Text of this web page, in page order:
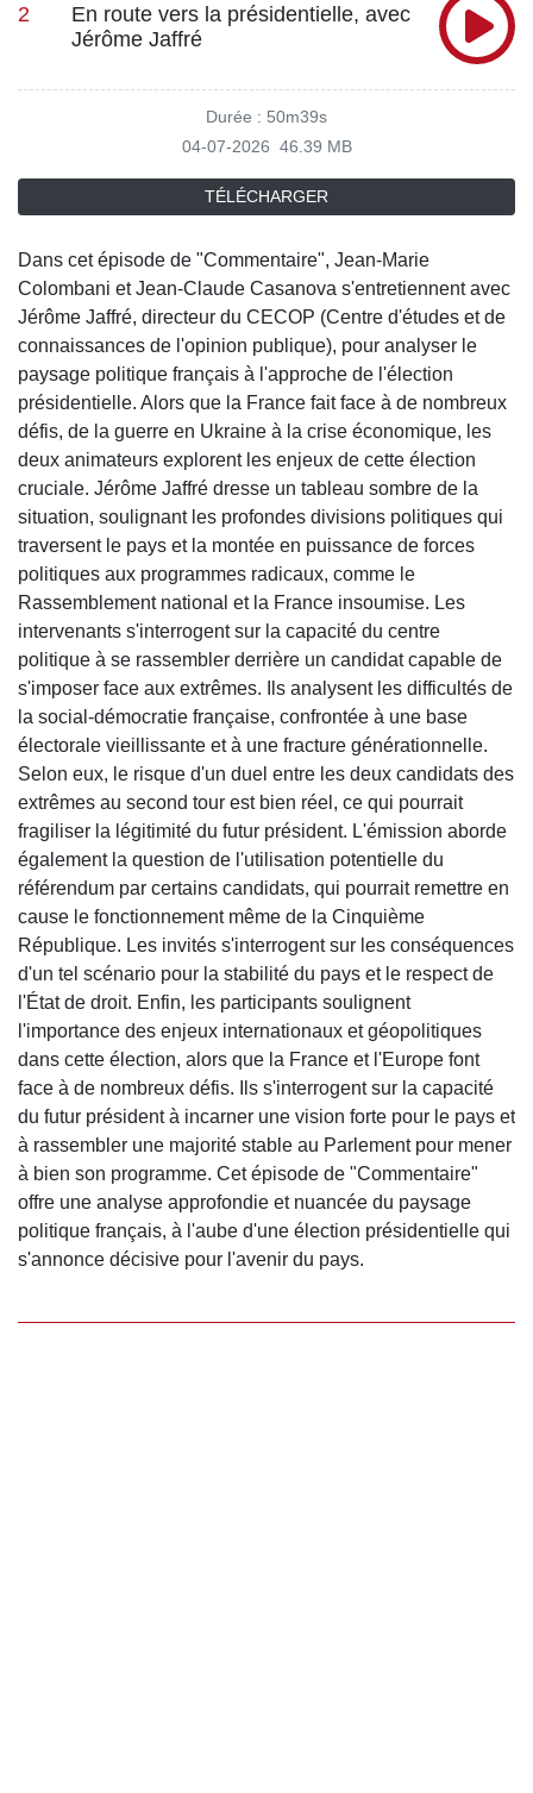
2
En route vers la présidentielle, avec
Jérôme Jaffré
Durée : 50m39s
04-07-2026 46.39 MB
TÉLÉCHARGER
Dans cet épisode de "Commentaire", Jean-Marie
Colombani et Jean-Claude Casanova s'entretiennent avec
Jérôme Jaffré, directeur du CECOP (Centre d'études et de
connaissances de l'opinion publique), pour analyser le
paysage politique français à l'approche de l'élection
présidentielle. Alors que la France fait face à de nombreux
défis, de la guerre en Ukraine à la crise économique, les
deux animateurs explorent les enjeux de cette élection
cruciale. Jérôme Jaffré dresse un tableau sombre de la
situation, soulignant les profondes divisions politiques qui
traversent le pays et la montée en puissance de forces
politiques aux programmes radicaux, comme le
Rassemblement national et la France insoumise. Les
intervenants s'interrogent sur la capacité du centre
politique à se rassembler derrière un candidat capable de
s'imposer face aux extrêmes. Ils analysent les difficultés de
la social-démocratie française, confrontée à une base
électorale vieillissante et à une fracture générationnelle.
Selon eux, le risque d'un duel entre les deux candidats des
extrêmes au second tour est bien réel, ce qui pourrait
fragiliser la légitimité du futur président. L'émission aborde
également la question de l'utilisation potentielle du
référendum par certains candidats, qui pourrait remettre en
cause le fonctionnement même de la Cinquième
République. Les invités s'interrogent sur les conséquences
d'un tel scénario pour la stabilité du pays et le respect de
l'État de droit. Enfin, les participants soulignent
l'importance des enjeux internationaux et géopolitiques
dans cette élection, alors que la France et l'Europe font
face à de nombreux défis. Ils s'interrogent sur la capacité
du futur président à incarner une vision forte pour le pays et
à rassembler une majorité stable au Parlement pour mener
à bien son programme. Cet épisode de "Commentaire"
offre une analyse approfondie et nuancée du paysage
politique français, à l'aube d'une élection présidentielle qui
s'annonce décisive pour l'avenir du pays.